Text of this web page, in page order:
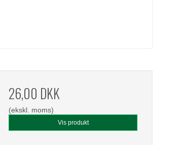
26,00 DKK
(ekskl. moms)
Vis produkt